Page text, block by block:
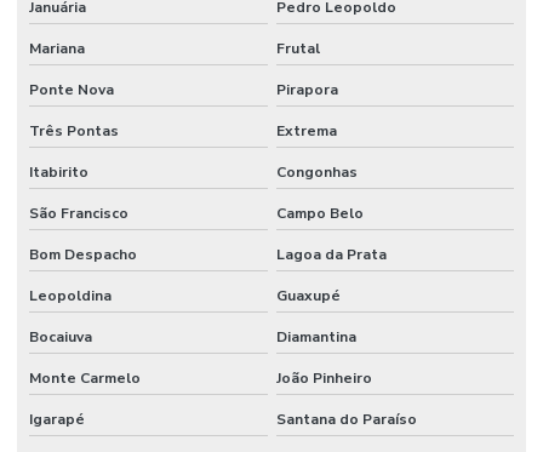
Pintura De Faixas Em São Paulo
Pintura De Piso Epoxi
Pintura De Piso Industrial
Pintura De Poliuretano Em São Paulo
Pintura De Vagas Com Tinta Epóxi
Pintura Em Epóxi
Pintura Em Epoxi Para Piso
Pintura Epóxi
Pintura Epóxi Alta Resistência Para Indústria
Januária Pedro Leopoldo
Mariana Frutal
Ponte Nova Pirapora
Três Pontas Extrema
Itabirito Congonhas
São Francisco Campo Belo
Bom Despacho Lagoa da Prata
Leopoldina Guaxupé
Bocaiuva Diamantina
Monte Carmelo João Pinheiro
Igarapé Santana do Paraíso